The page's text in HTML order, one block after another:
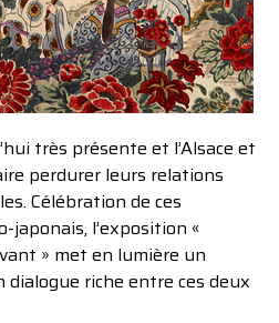
très présente et l’Alsace et
perdurer leurs relations
Célébration de ces
l’exposition «
» met en lumière un
riche entre ces deux